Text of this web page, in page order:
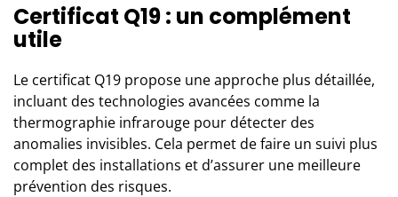
Certificat Q19 : un complément
utile
Le certificat Q19 propose une approche plus détaillée,
incluant des technologies avancées comme la
thermographie infrarouge pour détecter des
anomalies invisibles. Cela permet de faire un suivi plus
complet des installations et d’assurer une meilleure
prévention des risques.